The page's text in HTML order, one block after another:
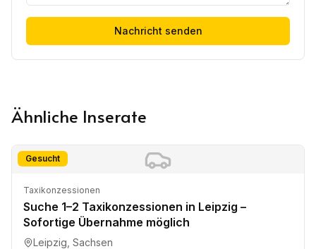
Nachricht senden
Ähnliche Inserate
Gesucht
Taxikonzessionen
Suche 1–2 Taxikonzessionen in Leipzig –
Sofortige Übernahme möglich
Leipzig, Sachsen